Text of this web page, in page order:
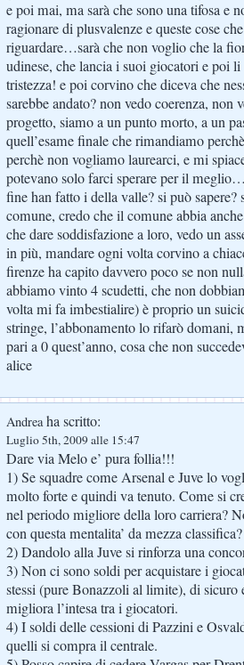
e poi mai, ma sarà che sono una tifosa e
ragionare di plusvalenze e queste cose
riguardare…sarà che non voglio che la
udinese, che lancia i suoi giocatori e poi
tristezza! e poi corvino che diceva che
sarebbe andato? non vedo coerenza, non
progetto, siamo a un punto morto, a un
quell’esame finale che rimandiamo
perchè non vogliamo laurearci, e mi
potevano solo farci sperare per il
fine han fatto i della valle? si può sapere?
comune, credo che il comune abbia
che dare soddisfazione a loro, vedo un
in più, mandare ogni volta corvino a
firenze ha capito davvero poco se non
abbiamo vinto 4 scudetti, che non
volta mi fa imbestialire) è proprio un
stringe, l’abbonamento lo rifarò domani,
pari a 0 quest’anno, cosa che non
alice
Andreaha scritto:
Luglio 5th, 2009 alle 15:47
Dare via Melo e’ pura follia!!!
1) Se squadre come Arsenal e Juve lo
molto forte e quindi va tenuto. Come si
nel periodo migliore della loro carriera?
con questa mentalita’ da mezza classifica?
2) Dandolo alla Juve si rinforza una
3) Non ci sono soldi per acquistare i
stessi (pure Bonazzoli al limite), di sicuro
migliora l’intesa tra i giocatori.
4) I soldi delle cessioni di Pazzini e
quelli si compra il centrale.